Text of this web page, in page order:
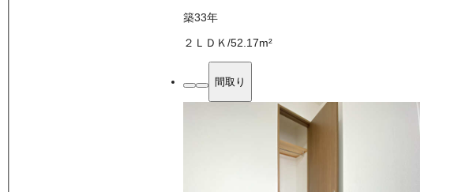
築33年
２ＬＤＫ/52.17m²
間取り